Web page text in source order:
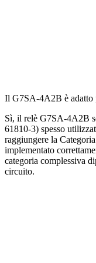
Il G7SA-4A2B è adatto
Sì, il relè G7SA-4A2B
61810-3) spesso
raggiungere la
implementato
categoria complessiva
circuito.